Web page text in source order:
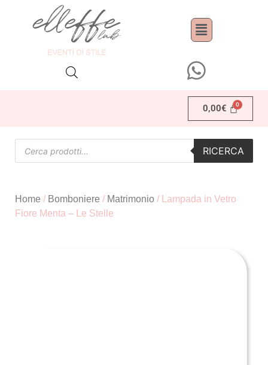
0,00€
RICERCA
Home / Bomboniere / Matrimonio / Lampada in Vetro
Fiore Menta – Le Stelle